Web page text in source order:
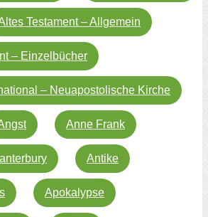
Testament – Allgemein
– Einzelbücher
– Neuapostolische Kirche
Anne Frank
Antike
Apokalypse